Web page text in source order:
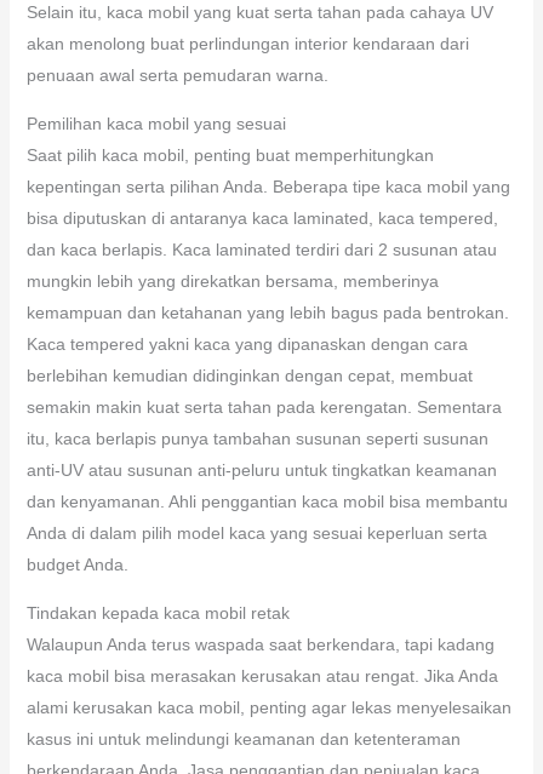
Selain itu, kaca mobil yang kuat serta tahan pada cahaya UV
akan menolong buat perlindungan interior kendaraan dari
penuaan awal serta pemudaran warna.
Pemilihan kaca mobil yang sesuai
Saat pilih kaca mobil, penting buat memperhitungkan
kepentingan serta pilihan Anda. Beberapa tipe kaca mobil yang
bisa diputuskan di antaranya kaca laminated, kaca tempered,
dan kaca berlapis. Kaca laminated terdiri dari 2 susunan atau
mungkin lebih yang direkatkan bersama, memberinya
kemampuan dan ketahanan yang lebih bagus pada bentrokan.
Kaca tempered yakni kaca yang dipanaskan dengan cara
berlebihan kemudian didinginkan dengan cepat, membuat
semakin makin kuat serta tahan pada kerengatan. Sementara
itu, kaca berlapis punya tambahan susunan seperti susunan
anti-UV atau susunan anti-peluru untuk tingkatkan keamanan
dan kenyamanan. Ahli penggantian kaca mobil bisa membantu
Anda di dalam pilih model kaca yang sesuai keperluan serta
budget Anda.
Tindakan kepada kaca mobil retak
Walaupun Anda terus waspada saat berkendara, tapi kadang
kaca mobil bisa merasakan kerusakan atau rengat. Jika Anda
alami kerusakan kaca mobil, penting agar lekas menyelesaikan
kasus ini untuk melindungi keamanan dan ketenteraman
berkendaraan Anda. Jasa penggantian dan penjualan kaca